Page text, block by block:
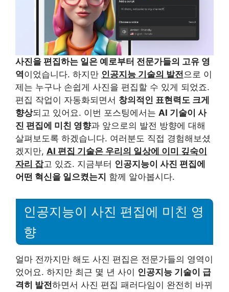
사진을 편집하는 일은 예로부터 전문가들의 고유 영
역이었습니다. 하지만 인공지능 기술의 발전으로 이
제는 누구나 손쉽게 사진을 편집할 수 있게 되었죠.
편집 작업이 자동화되면서 창의적인 표현력도 크게
향상되고 있어요. 이번 포스팅에서는 AI 기술이 사
진 편집에 미친 영향과 앞으로의 발전 방향에 대해
살펴보도록 하겠습니다. 여러분도 직접 경험해보셨
겠지만, AI 편집 기술은 우리의 일상에 이미 깊숙이
자리 잡고 있죠. 지금부터 인공지능이 사진 편집에
어떤 혁신을 일으켰는지 함께 알아봅시다.
인공지능이 사진 편집에 미친 영
향
얼마 전까지만 해도 사진 편집은 전문가들의 영역이
었어요. 하지만 최근 몇 년 사이 인공지능 기술이 급
격히 발전하면서 사진 편집 패러다임이 완전히 바뀌